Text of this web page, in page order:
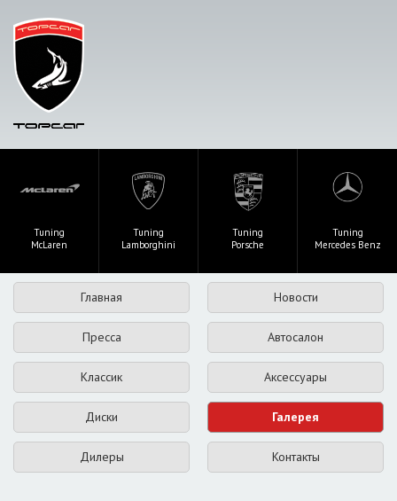
Tuning
McLaren
Tuning
Lamborghini
Tuning
Porsche
Tuning
Mercedes Benz
Главная Новости
Пресса Автосалон
Классик Аксессуары
Диски Галерея
Дилеры Контакты